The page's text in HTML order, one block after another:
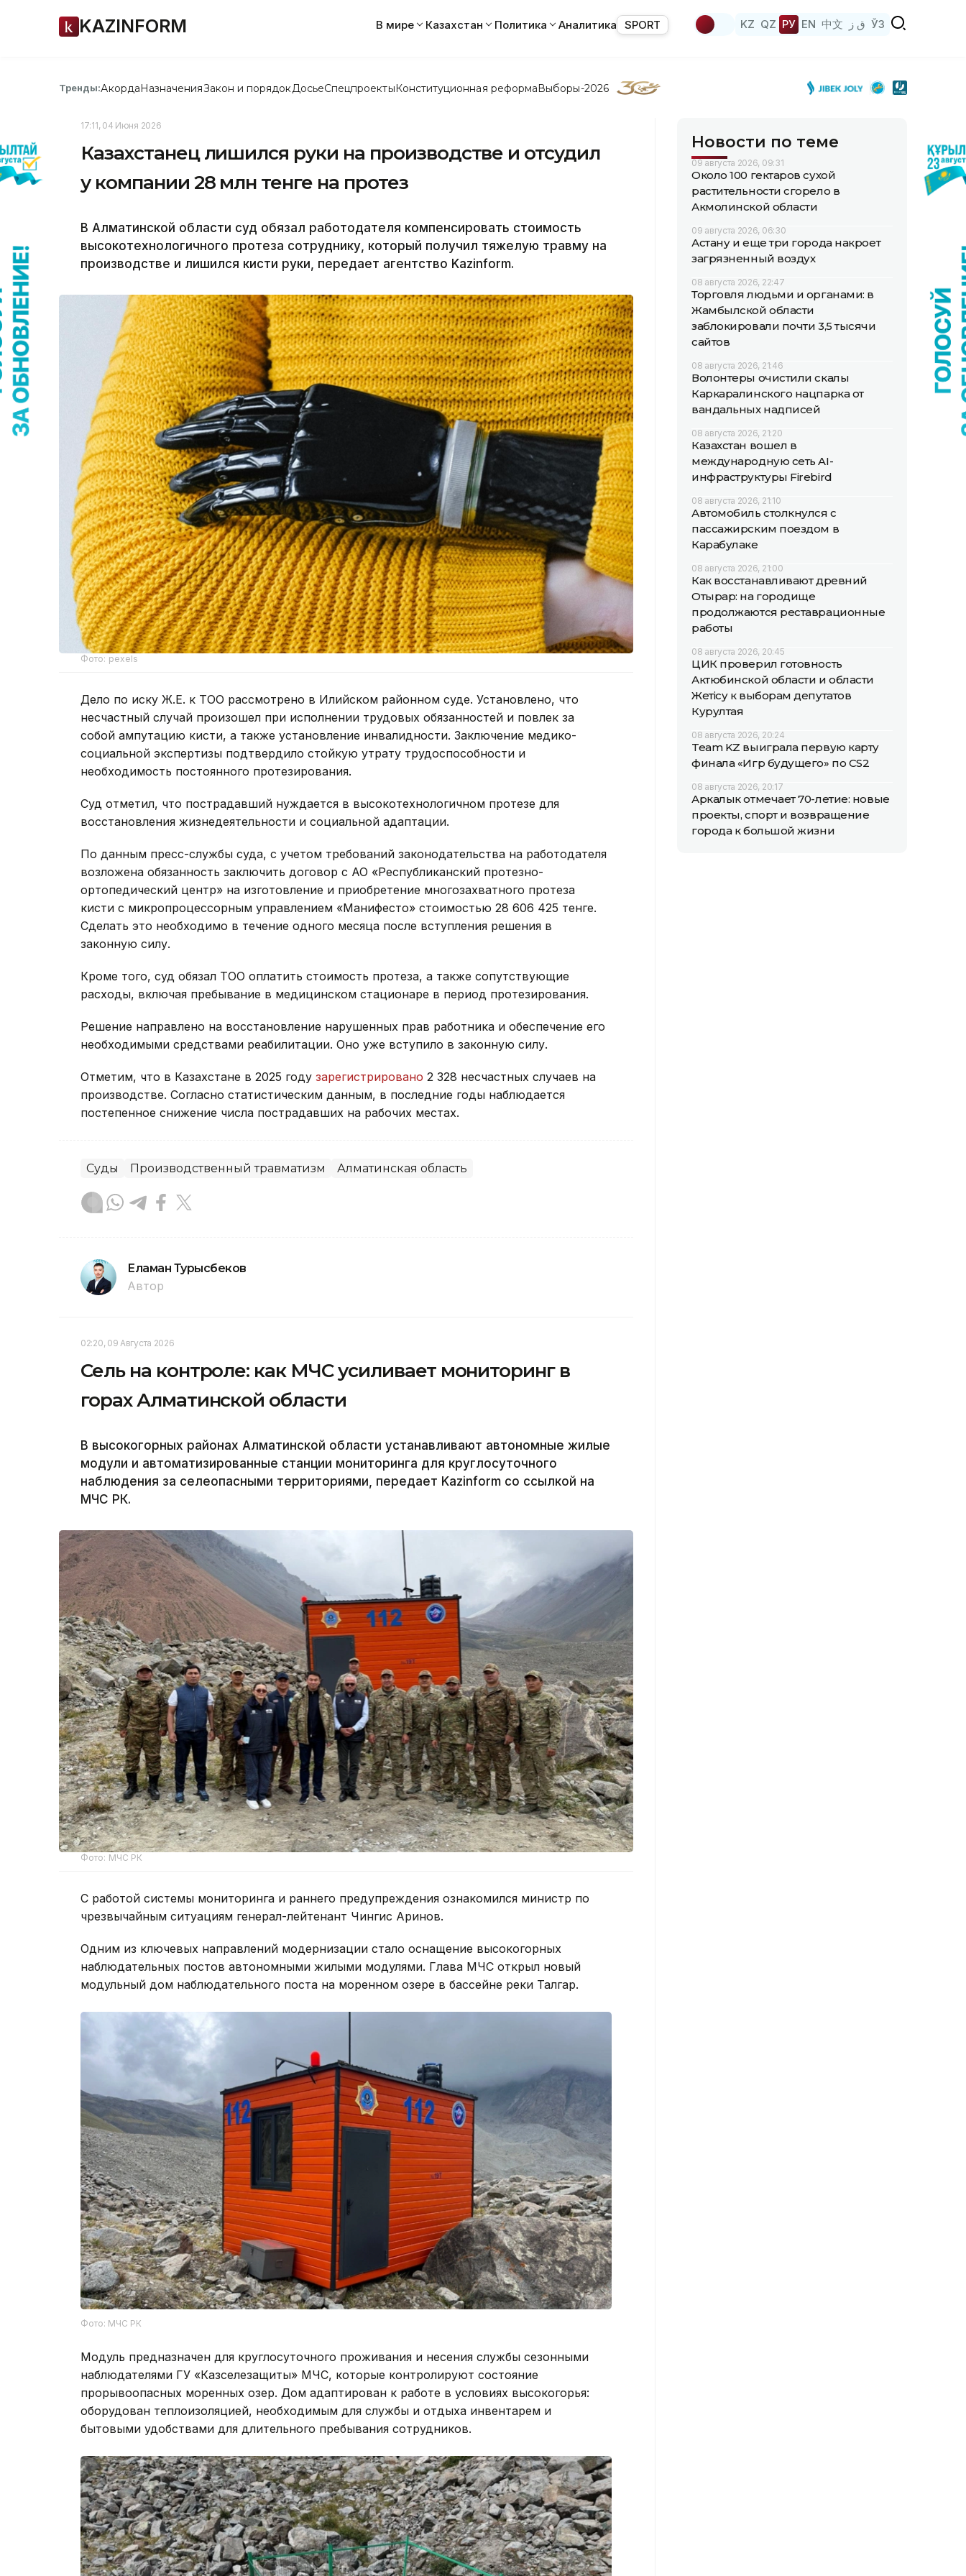
KAZINFORM В мире Казахстан Политика Аналитика SPORT KZ QZ РУ EN 中文 ق ز ЎЗ
Тренды:АкордаНазначенияЗакон и порядок ДосьеСпецпроектыКонституционная реформаВыборы-2026
17:11, 04 Июня 2026
Казахстанец лишился руки на производстве и отсудил
у компании 28 млн тенге на протез
В Алматинской области суд обязал работодателя компенсировать стоимость
высокотехнологичного протеза сотруднику, который получил тяжелую травму на
производстве и лишился кисти руки, передает агентство Kazinform.
Фото: pexels
Дело по иску Ж.Е. к ТОО рассмотрено в Илийском районном суде. Установлено, что
несчастный случай произошел при исполнении трудовых обязанностей и повлек за
собой ампутацию кисти, а также установление инвалидности. Заключение медико-
социальной экспертизы подтвердило стойкую утрату трудоспособности и
необходимость постоянного протезирования.
Суд отметил, что пострадавший нуждается в высокотехнологичном протезе для
восстановления жизнедеятельности и социальной адаптации.
По данным пресс-службы суда, с учетом требований законодательства на работодателя
возложена обязанность заключить договор с АО «Республиканский протезно-
ортопедический центр» на изготовление и приобретение многозахватного протеза
кисти с микропроцессорным управлением «Манифесто» стоимостью 28 606 425 тенге.
Сделать это необходимо в течение одного месяца после вступления решения в
законную силу.
Кроме того, суд обязал ТОО оплатить стоимость протеза, а также сопутствующие
расходы, включая пребывание в медицинском стационаре в период протезирования.
Решение направлено на восстановление нарушенных прав работника и обеспечение его
необходимыми средствами реабилитации. Оно уже вступило в законную силу.
Отметим, что в Казахстане в 2025 году зарегистрировано 2 328 несчастных случаев на
производстве. Согласно статистическим данным, в последние годы наблюдается
постепенное снижение числа пострадавших на рабочих местах.
Суды Производственный травматизм Алматинская область
Еламан Турысбеков
Автор
02:20, 09 Августа 2026
Сель на контроле: как МЧС усиливает мониторинг в
горах Алматинской области
В высокогорных районах Алматинской области устанавливают автономные жилые
модули и автоматизированные станции мониторинга для круглосуточного
наблюдения за селеопасными территориями, передает Kazinform со ссылкой на
МЧС РК.
Фото: МЧС РК
С работой системы мониторинга и раннего предупреждения ознакомился министр по
чрезвычайным ситуациям генерал-лейтенант Чингис Аринов.
Одним из ключевых направлений модернизации стало оснащение высокогорных
наблюдательных постов автономными жилыми модулями. Глава МЧС открыл новый
модульный дом наблюдательного поста на моренном озере в бассейне реки Талгар.
Фото: МЧС РК
Модуль предназначен для круглосуточного проживания и несения службы сезонными
наблюдателями ГУ «Казселезащиты» МЧС, которые контролируют состояние
прорывоопасных моренных озер. Дом адаптирован к работе в условиях высокогорья:
оборудован теплоизоляцией, необходимым для службы и отдыха инвентарем и
бытовыми удобствами для длительного пребывания сотрудников.
Новости по теме
09 августа 2026, 09:31
Около 100 гектаров сухой
растительности сгорело в
Акмолинской области
09 августа 2026, 06:30
Астану и еще три города накроет
загрязненный воздух
08 августа 2026, 22:47
Торговля людьми и органами: в
Жамбылской области
заблокировали почти 3,5 тысячи
сайтов
08 августа 2026, 21:46
Волонтеры очистили скалы
Каркаралинского нацпарка от
вандальных надписей
08 августа 2026, 21:20
Казахстан вошел в
международную сеть AI-
инфраструктуры Firebird
08 августа 2026, 21:10
Автомобиль столкнулся с
пассажирским поездом в
Карабулаке
08 августа 2026, 21:00
Как восстанавливают древний
Отырар: на городище
продолжаются реставрационные
работы
08 августа 2026, 20:45
ЦИК проверил готовность
Актюбинской области и области
Жетісу к выборам депутатов
Курултая
08 августа 2026, 20:24
Team KZ выиграла первую карту
финала «Игр будущего» по CS2
08 августа 2026, 20:17
Аркалык отмечает 70-летие: новые
проекты, спорт и возвращение
города к большой жизни